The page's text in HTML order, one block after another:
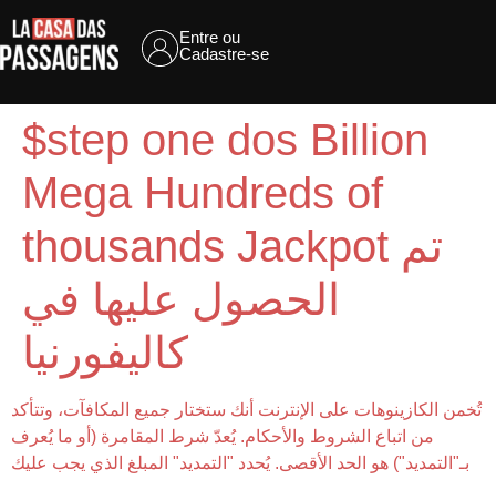
Entre ou
Cadastre-se
$step one dos Billion
Mega Hundreds of
thousands Jackpot تم
الحصول عليها في
كاليفورنيا
تُخمن الكازينوهات على الإنترنت أنك ستختار جميع المكافآت، وتتأكد
من اتباع الشروط والأحكام. يُعدّ شرط المقامرة (أو ما يُعرف
بـ"التمديد") هو الحد الأقصى. يُحدد "التمديد" المبلغ الذي يجب عليك